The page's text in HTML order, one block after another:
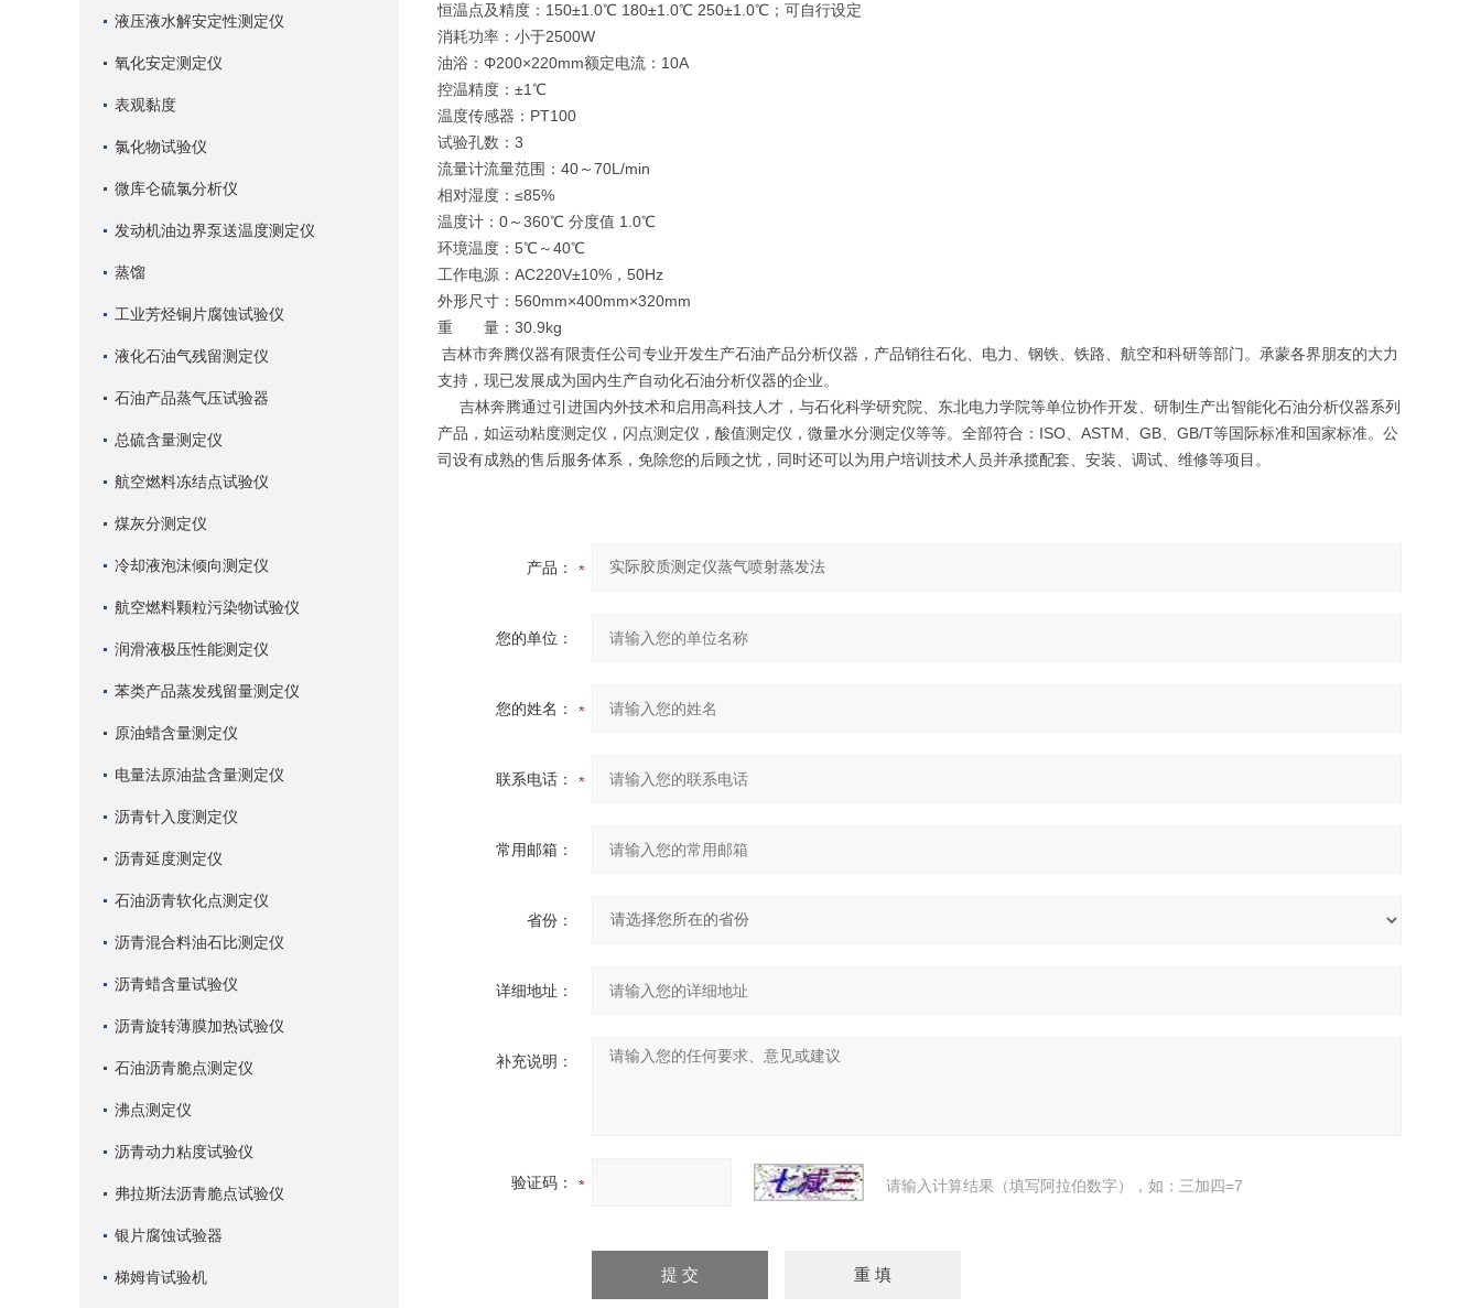
液压液水解安定性测定仪
氧化安定测定仪
表观黏度
氯化物试验仪
微库仑硫氯分析仪
发动机油边界泵送温度测定仪
蒸馏
工业芳烃铜片腐蚀试验仪
液化石油气残留测定仪
石油产品蒸气压试验器
总硫含量测定仪
航空燃料冻结点试验仪
煤灰分测定仪
冷却液泡沫倾向测定仪
航空燃料颗粒污染物试验仪
润滑液极压性能测定仪
苯类产品蒸发残留量测定仪
原油蜡含量测定仪
电量法原油盐含量测定仪
沥青针入度测定仪
沥青延度测定仪
石油沥青软化点测定仪
沥青混合料油石比测定仪
沥青蜡含量试验仪
沥青旋转薄膜加热试验仪
石油沥青脆点测定仪
沸点测定仪
沥青动力粘度试验仪
弗拉斯法沥青脆点试验仪
银片腐蚀试验器
梯姆肯试验机
恒温点及精度：150±1.0℃ 180±1.0℃ 250±1.0℃；可自行设定
消耗功率：小于2500W
油浴：Φ200×220mm额定电流：10A
控温精度：±1℃
温度传感器：PT100
试验孔数：3
流量计流量范围：40～70L/min
相对湿度：≤85%
温度计：0～360℃ 分度值 1.0℃
环境温度：5℃～40℃
工作电源：AC220V±10%，50Hz
外形尺寸：560mm×400mm×320mm
重 量：30.9kg
吉林市奔腾仪器有限责任公司专业开发生产石油产品分析仪器，产品销往石化、电力、钢铁、铁路、航空和科研等部门。承蒙各界朋友的大力
支持，现已发展成为国内生产自动化石油分析仪器的企业。
吉林奔腾通过引进国内外技术和启用高科技人才，与石化科学研究院、东北电力学院等单位协作开发、研制生产出智能化石油分析仪器系列
产品，如运动粘度测定仪，闪点测定仪，酸值测定仪，微量水分测定仪等等。全部符合：ISO、ASTM、GB、GB/T等国际标准和国家标准。公
司设有成熟的售后服务体系，免除您的后顾之忧，同时还可以为用户培训技术人员并承揽配套、安装、调试、维修等项目。
产品：
您的单位：
您的姓名：
联系电话：
常用邮箱：
省份：
详细地址：
补充说明：
验证码： 请输入计算结果（填写阿拉伯数字），如：三加四=7